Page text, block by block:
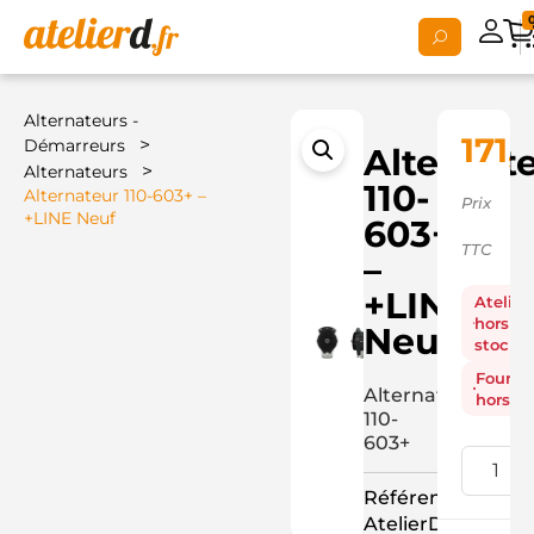
Alternateurs -
Démarreurs
>
Alternateurs >
Alternateur 110-603+ –
+LINE Neuf
110-
603+
–
+LINE
Neuf
Alternateur
110-
603+
Référence
AtelierD
Prix
TTC
Atelier
hors
stock
hors